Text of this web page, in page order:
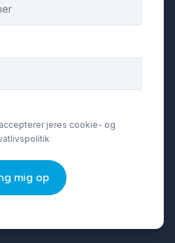
jeres cookie- og
mig op